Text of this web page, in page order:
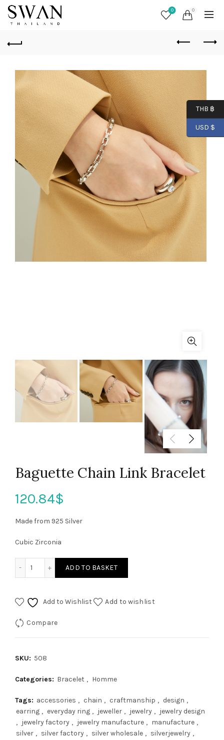
0 0
Baguette Chain Link Bracelet
120.84$
Made from 925 Silver
Cubic Zirconia
ADD TO BASKET
Add to Wishlist Add to wishlist
Compare
SKU: 508
Categories: Bracelet , Homme
Tags: accessories , chain , craftmanship , design ,
earring , everyday ring , jeweller , jewelry , jewelry design
, jewelry factory , jewelry manufacture , manufacture ,
silver , silver factory , silver wholesale , silverjewelry ,
THB ฿
USD $